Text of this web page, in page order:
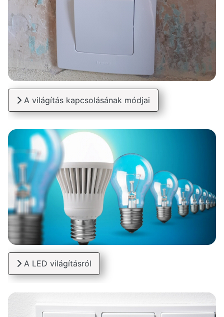
A világítás kapcsolásának módjai
A LED világításról